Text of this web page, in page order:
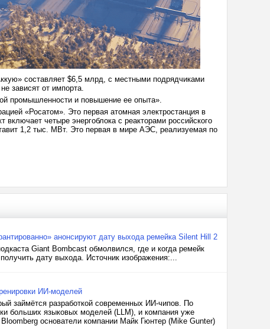
составляет $6,5 млрд, с местными подрядчиками
зависят от импорта.
промышленности и повышение ее опыта».
«Росатом». Это первая атомная электростанция в
четыре энергоблока с реакторами российского
1,2 тыс. МВт. Это первая в мире АЭС, реализуемая по
анонсируют дату выхода ремейка Silent Hill 2
Giant Bombcast обмолвился, где и когда ремейк
дату выхода. Источник изображения:...
ИИ-моделей
займётся разработкой современных ИИ-чипов. По
больших языковых моделей (LLM), и компания уже
основатели компании Майк Гюнтер (Mike Gunter)